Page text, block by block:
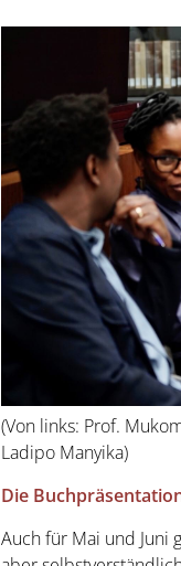
(Von links: Prof.
Ladipo Manyika)
Die
Auch für Mai und Juni